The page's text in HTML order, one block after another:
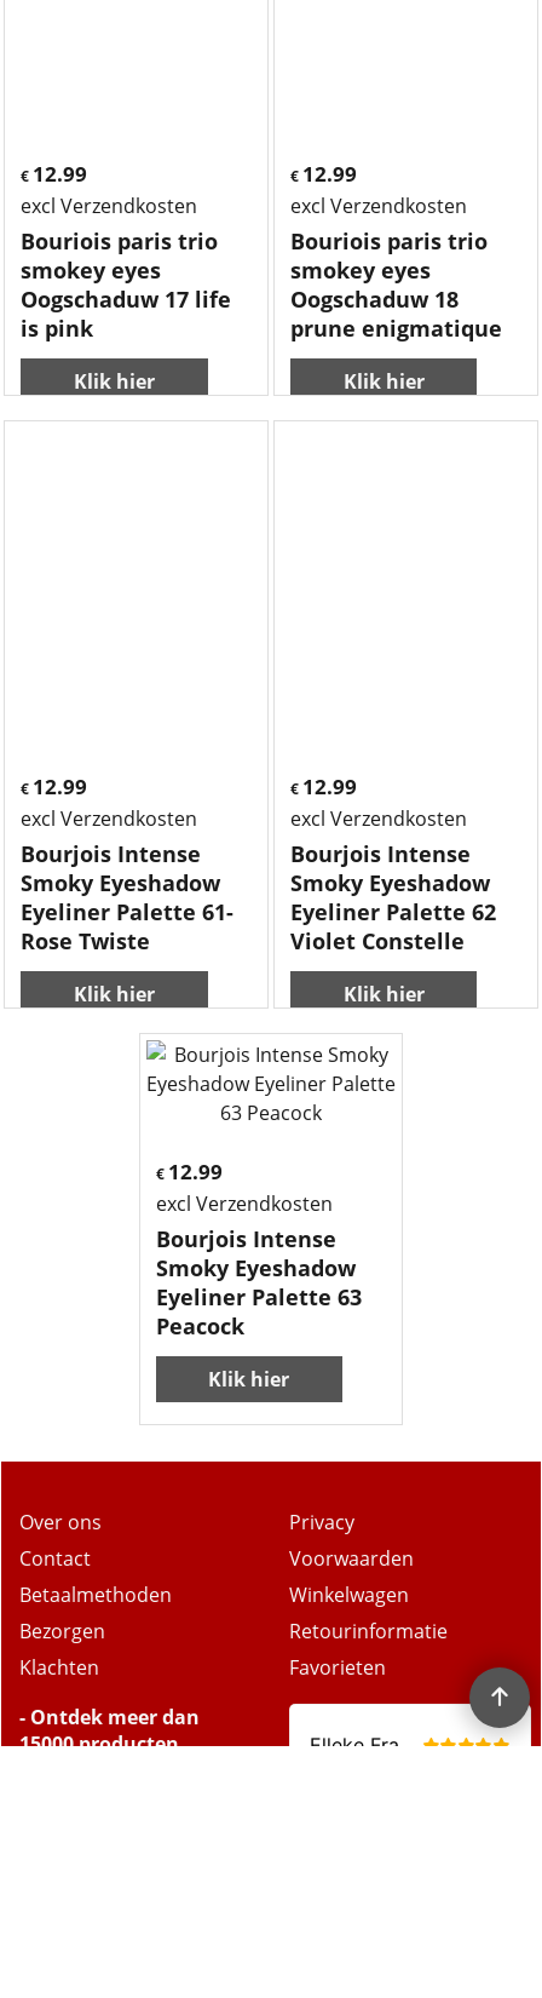
€ 12.99
excl Verzendkosten
Bouriois paris trio
smokey eyes
Oogschaduw 17 life
is pink
Klik hier
€ 12.99
excl Verzendkosten
Bouriois paris trio
smokey eyes
Oogschaduw 18
prune enigmatique
Klik hier
€ 12.99
excl Verzendkosten
Bourjois Intense
Smoky Eyeshadow
Eyeliner Palette 61-
Rose Twiste
Klik hier
€ 12.99
excl Verzendkosten
Bourjois Intense
Smoky Eyeshadow
Eyeliner Palette 62
Violet Constelle
Klik hier
€ 12.99
excl Verzendkosten
Bourjois Intense
Smoky Eyeshadow
Eyeliner Palette 63
Peacock
Klik hier
Over ons
Contact
Betaalmethoden
Bezorgen
Klachten
Privacy
Voorwaarden
Winkelwagen
Retourinformatie
Favorieten
- Ontdek meer dan
15000 producten.